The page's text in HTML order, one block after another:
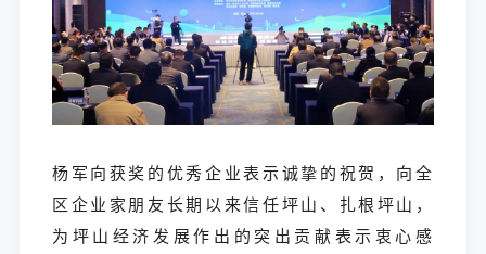
杨军向获奖的优秀企业表示诚挚的祝贺，向全
区企业家朋友长期以来信任坪山、扎根坪山，
为坪山经济发展作出的突出贡献表示衷心感